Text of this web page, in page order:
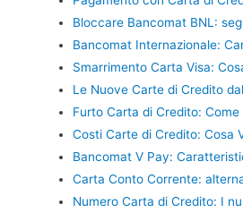
Bloccare Bancomat BNL:
Bancomat Internazionale:
Smarrimento Carta Visa:
Le Nuove Carte di Credito
Furto Carta di Credito:
Costi Carte di Credito: Cosa
Bancomat V Pay:
Carta Conto Corrente:
Numero Carta di Credito: I